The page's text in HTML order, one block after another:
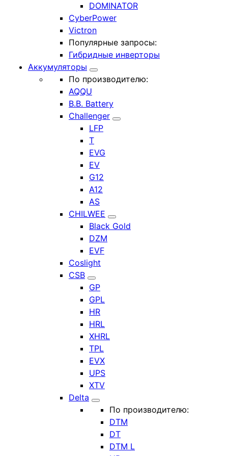
DOMINATOR
CyberPower
Victron
Популярные запросы:
Гибридные инверторы
Аккумуляторы
По производителю:
AQQU
B.B. Battery
Challenger
LFP
T
EVG
EV
G12
A12
AS
CHILWEE
Black Gold
DZM
EVF
Coslight
CSB
GP
GPL
HR
HRL
XHRL
TPL
EVX
UPS
XTV
Delta
По производителю:
DTM
DT
DTM L